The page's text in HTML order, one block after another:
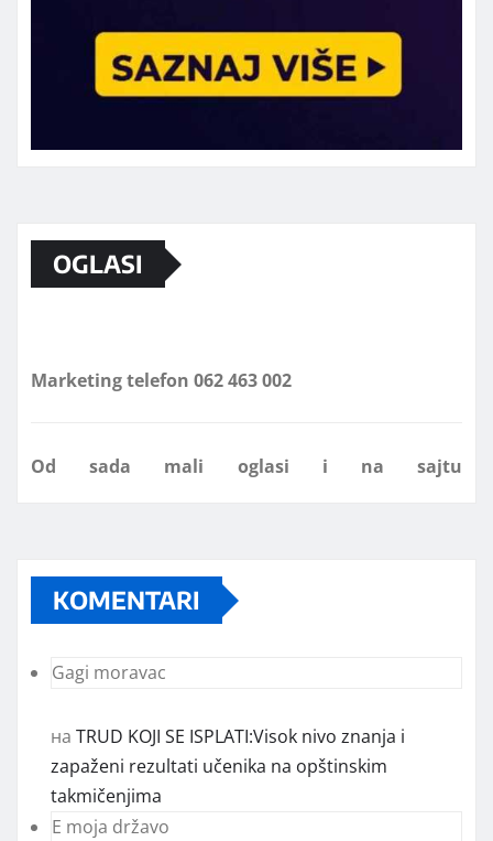
OGLASI
KOMENTARI
Gagi moravac
на TRUD KOJI SE ISPLATI:Visok nivo znanja i
zapaženi rezultati učenika na opštinskim
takmičenjima
E moja državo